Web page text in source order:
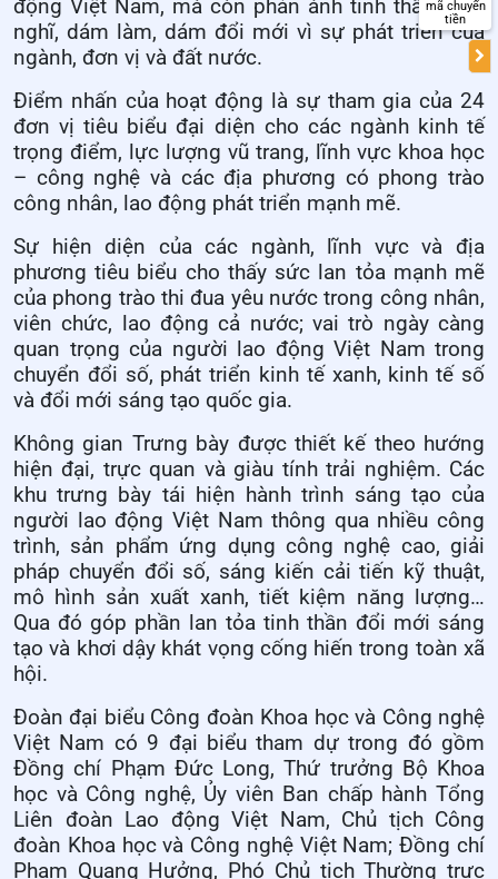
động Việt Nam, mà còn phản ánh tinh thần dám
nghĩ, dám làm, dám đổi mới vì sự phát triển của
ngành, đơn vị và đất nước.
Điểm nhấn của hoạt động là sự tham gia của 24
đơn vị tiêu biểu đại diện cho các ngành kinh tế
trọng điểm, lực lượng vũ trang, lĩnh vực khoa học
– công nghệ và các địa phương có phong trào
công nhân, lao động phát triển mạnh mẽ.
Sự hiện diện của các ngành, lĩnh vực và địa
phương tiêu biểu cho thấy sức lan tỏa mạnh mẽ
của phong trào thi đua yêu nước trong công nhân,
viên chức, lao động cả nước; vai trò ngày càng
quan trọng của người lao động Việt Nam trong
chuyển đổi số, phát triển kinh tế xanh, kinh tế số
và đổi mới sáng tạo quốc gia.
Không gian Trưng bày được thiết kế theo hướng
hiện đại, trực quan và giàu tính trải nghiệm. Các
khu trưng bày tái hiện hành trình sáng tạo của
người lao động Việt Nam thông qua nhiều công
trình, sản phẩm ứng dụng công nghệ cao, giải
pháp chuyển đổi số, sáng kiến cải tiến kỹ thuật,
mô hình sản xuất xanh, tiết kiệm năng lượng…
Qua đó góp phần lan tỏa tinh thần đổi mới sáng
tạo và khơi dậy khát vọng cống hiến trong toàn xã
hội.
Đoàn đại biểu Công đoàn Khoa học và Công nghệ
Việt Nam có 9 đại biểu tham dự trong đó gồm
Đồng chí Phạm Đức Long, Thứ trưởng Bộ Khoa
học và Công nghệ, Ủy viên Ban chấp hành Tổng
Liên đoàn Lao động Việt Nam, Chủ tịch Công
đoàn Khoa học và Công nghệ Việt Nam; Đồng chí
Phạm Quang Hưởng, Phó Chủ tịch Thường trực
mã chuyển
tiền